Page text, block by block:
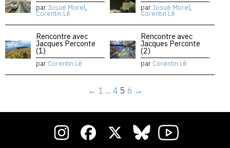
parJosué Morel,
Corentin Lê
parJosué Morel,
Corentin Lê
Rencontre avec
Jacques Perconte
(1)
par Corentin Lê
Rencontre avec
Jacques Perconte
(2)
par Corentin Lê
← 1 … 4 5 6 →